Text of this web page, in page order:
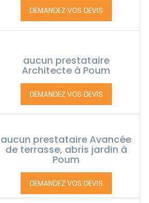
DEMANDEZ VOS DEVIS
aucun prestataire
Architecte à Poum
DEMANDEZ VOS DEVIS
aucun prestataire Avancée
de terrasse, abris jardin à
Poum
DEMANDEZ VOS DEVIS